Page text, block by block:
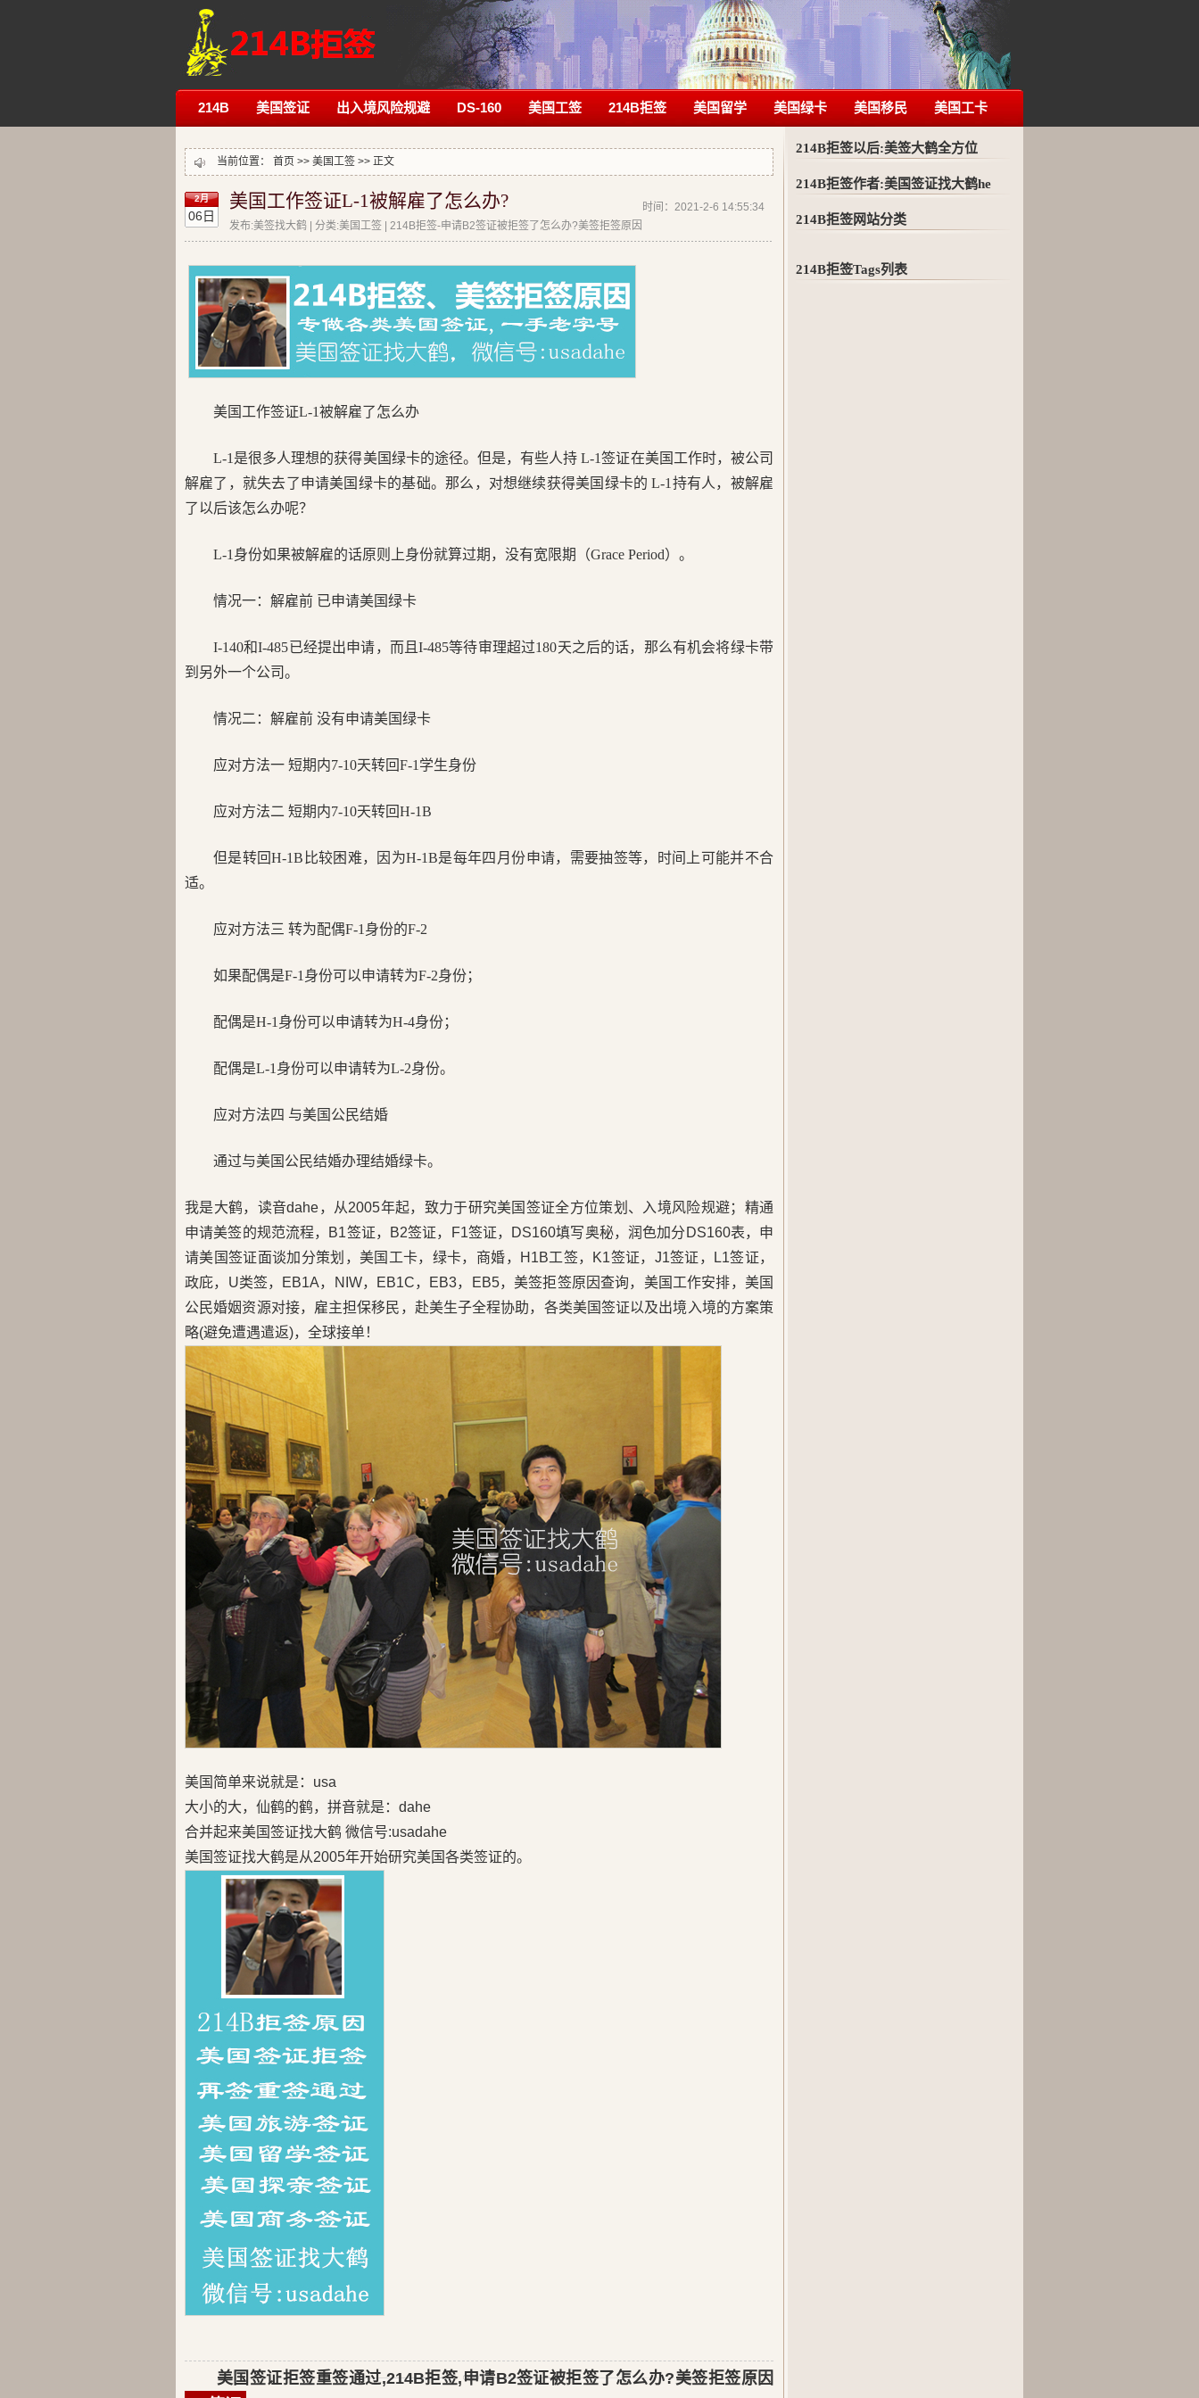
214B 美国签证 出入境风险规避 DS-160 美国工签 214B拒签 美国留学 美国绿卡 美国移民 美国工卡
当前位置： 首页 >> 美国工签 >> 正文
2月
06日
时间：2021-2-6 14:55:34
美国工作签证L-1被解雇了怎么办?
发布:美签找大鹤 | 分类:美国工签 | 214B拒签-申请B2签证被拒签了怎么办?美签拒签原因
美国工作签证L-1被解雇了怎么办
L-1是很多人理想的获得美国绿卡的途径。但是，有些人持 L-1签证在美国工作时，被公司
解雇了，就失去了申请美国绿卡的基础。那么，对想继续获得美国绿卡的 L-1持有人，被解雇
了以后该怎么办呢？
L-1身份如果被解雇的话原则上身份就算过期，没有宽限期（Grace Period）。
情况一：解雇前 已申请美国绿卡
I-140和I-485已经提出申请，而且I-485等待审理超过180天之后的话，那么有机会将绿卡带
到另外一个公司。
情况二：解雇前 没有申请美国绿卡
应对方法一 短期内7-10天转回F-1学生身份
应对方法二 短期内7-10天转回H-1B
但是转回H-1B比较困难，因为H-1B是每年四月份申请，需要抽签等，时间上可能并不合
适。
应对方法三 转为配偶F-1身份的F-2
如果配偶是F-1身份可以申请转为F-2身份；
配偶是H-1身份可以申请转为H-4身份；
配偶是L-1身份可以申请转为L-2身份。
应对方法四 与美国公民结婚
通过与美国公民结婚办理结婚绿卡。
我是大鹤，读音dahe，从2005年起，致力于研究美国签证全方位策划、入境风险规避；精通
申请美签的规范流程，B1签证，B2签证，F1签证，DS160填写奥秘，润色加分DS160表，申
请美国签证面谈加分策划，美国工卡，绿卡，商婚，H1B工签，K1签证，J1签证，L1签证，
政庇，U类签，EB1A，NIW，EB1C，EB3，EB5，美签拒签原因查询，美国工作安排，美国
公民婚姻资源对接，雇主担保移民，赴美生子全程协助，各类美国签证以及出境入境的方案策
略(避免遭遇遣返)，全球接单！
美国简单来说就是：usa
大小的大，仙鹤的鹤，拼音就是：dahe
合并起来美国签证找大鹤 微信号:usadahe
美国签证找大鹤是从2005年开始研究美国各类签证的。
美国签证拒签重签通过,214B拒签,申请B2签证被拒签了怎么办?美签拒签原因
214B拒签以后:美签大鹤全方位
214B拒签作者:美国签证找大鹤he
214B拒签网站分类
214B拒签Tags列表